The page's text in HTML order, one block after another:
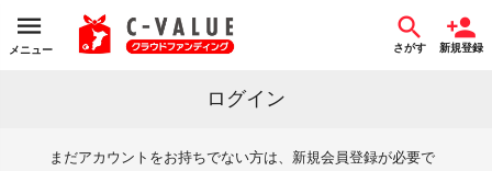
メニュー さがす 新規登録
ログイン
まだアカウントをお持ちでない方は、新規会員登録が必要で